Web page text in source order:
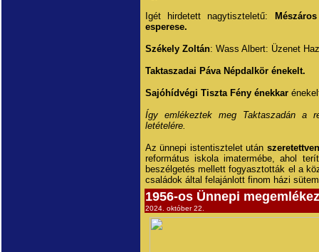
Igét hirdetett nagytiszteletű:
esperese.
Székely Zoltán: Wass Albert: Üzenet
Taktaszadai Páva Népdalkör énekelt.
Sajóhídvégi Tiszta Fény énekkar
Így emlékeztek meg Taktaszadán a
letételére.
Az ünnepi istentisztelet után
református iskola imatermébe, ahol
beszélgetés mellett fogyasztották el a
családok által felajánlott finom házi
1956-os Ünnepi
2024. október 22.